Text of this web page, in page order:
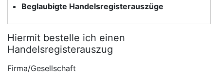
Beglaubigte Handelsregisterauszüge
Hiermit bestelle ich einen
Handelsregisterauszug
Firma/Gesellschaft